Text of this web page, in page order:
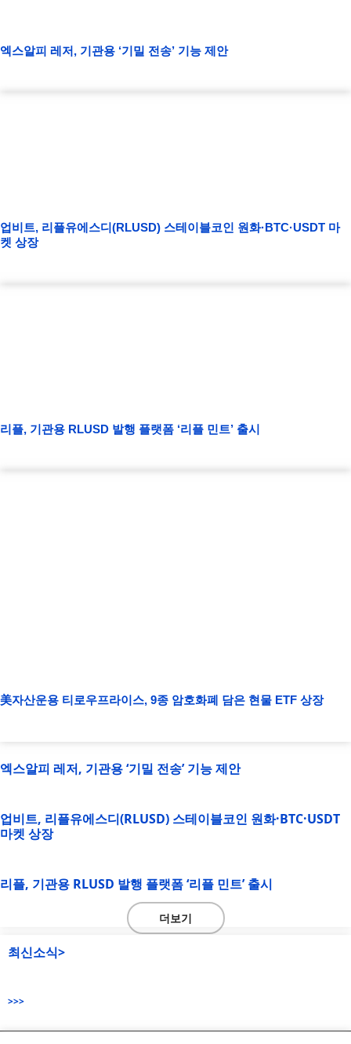
엑스알피 레저, 기관용 ‘기밀 전송’ 기능 제안
업비트, 리플유에스디(RLUSD) 스테이블코인 원화·BTC·USDT 마
켓 상장
리플, 기관용 RLUSD 발행 플랫폼 ‘리플 민트’ 출시
美자산운용 티로우프라이스, 9종 암호화폐 담은 현물 ETF 상장
엑스알피 레저, 기관용 ‘기밀 전송’ 기능 제안
업비트, 리플유에스디(RLUSD) 스테이블코인 원화·BTC·USDT
마켓 상장
리플, 기관용 RLUSD 발행 플랫폼 ‘리플 민트’ 출시
더보기
최신소식>
>>>